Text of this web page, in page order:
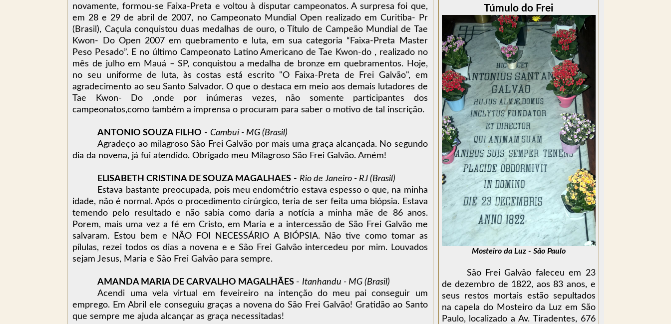
novamente, formou-se Faixa-Preta e voltou à disputar campeonatos. A surpresa foi que,
em 28 e 29 de abril de 2007, no Campeonato Mundial Open realizado em Curitiba- Pr
(Brasil), Caçula conquistou duas medalhas de ouro, o Título de Campeão Mundial de Tae
Kwon- Do Open 2007 em quebramento e luta, em sua categoria “Faixa-Preta Master
Peso Pesado”. E no último Campeonato Latino Americano de Tae Kwon-do , realizado no
mês de julho em Mauá – SP, conquistou a medalha de bronze em quebramentos. Hoje,
no seu uniforme de luta, às costas está escrito "O Faixa-Preta de Frei Galvão", em
agradecimento ao seu Santo Salvador. O que o destaca em meio aos demais lutadores de
Tae Kwon- Do ,onde por inúmeras vezes, não somente participantes dos
campeonatos,como também a imprensa o procuram para saber o motivo de tal inscrição.
ANTONIO SOUZA FILHO -Cambuí - MG (Brasil)
Agradeço ao milagroso São Frei Galvão por mais uma graça alcançada. No segundo
dia da novena, já fui atendido. Obrigado meu Milagroso São Frei Galvão. Amém!
ELISABETH CRISTINA DE SOUZA MAGALHAES - Rio de Janeiro - RJ (Brasil)
Estava bastante preocupada, pois meu endométrio estava espesso o que, na minha
idade, não é normal. Após o procedimento cirúrgico, teria de ser feita uma biópsia. Estava
temendo pelo resultado e não sabia como daria a notícia a minha mãe de 86 anos.
Porem, mais uma vez a fé em Cristo, em Maria e a intercessão de São Frei Galvão me
salvaram. Estou bem e NÃO FOI NECESSÁRIO A BIÓPSIA. Não tive como tomar as
pílulas, rezei todos os dias a novena e e São Frei Galvão intercedeu por mim. Louvados
sejam Jesus, Maria e São Frei Galvão para sempre.
AMANDA MARIA DE CARVALHO MAGALHÃES - Itanhandu - MG (Brasil)
Acendi uma vela virtual em feveireiro na intenção do meu pai conseguir um
emprego. Em Abril ele conseguiu graças a novena do São Frei Galvão! Gratidão ao Santo
que sempre me ajuda alcançar as graça necessitadas!
Túmulo do Frei
Mosteiro da Luz - São Paulo
São Frei Galvão faleceu em 23
de dezembro de 1822, aos 83 anos, e
seus restos mortais estão sepultados
na capela do Mosteiro da Luz em São
Paulo, localizado a Av. Tiradentes, 676